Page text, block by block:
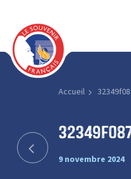
Accueil
9 novembre 2024